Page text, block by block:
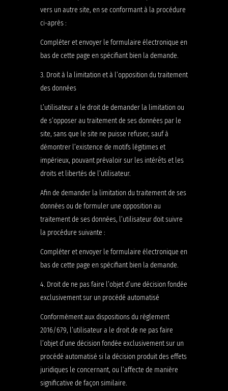
vers un autre site, en se conformant à la procédure
ci-après :
Compléter et envoyer le formulaire électronique en
bas de cette page en spécifiant bien la demande.
3. Droit à la limitation et à l’opposition du traitement
des données
L’utilisateur a le droit de demander la limitation ou
de s’opposer au traitement de ses données par le
site, sans que le site ne puisse refuser, sauf à
démontrer l’existence de motifs légitimes et
impérieux, pouvant prévaloir sur les intérêts et les
droits et libertés de l’utilisateur.
Afin de demander la limitation du traitement de ses
données ou de formuler une opposition au
traitement de ses données, l’utilisateur doit suivre
la procédure suivante :
Compléter et envoyer le formulaire électronique en
bas de cette page en spécifiant bien la demande.
4. Droit de ne pas faire l’objet d’une décision fondée
exclusivement sur un procédé automatisé
Conformément aux dispositions du règlement
2016/679, l’utilisateur a le droit de ne pas faire
l’objet d’une décision fondée exclusivement sur un
procédé automatisé si la décision produit des effets
juridiques le concernant, ou l’affecte de manière
significative de façon similaire.